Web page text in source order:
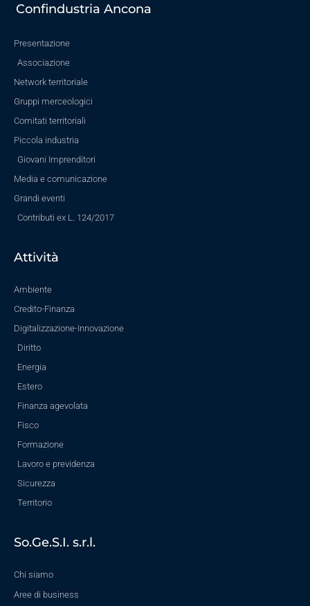
Confindustria Ancona
Presentazione
Associazione
Network territoriale
Gruppi merceologici
Comitati territoriali
Piccola industria
Giovani Imprenditori
Media e comunicazione
Grandi eventi
Contributi ex L. 124/2017
Attività
Ambiente
Credito-Finanza
Digitalizzazione-Innovazione
Diritto
Energia
Estero
Finanza agevolata
Fisco
Formazione
Lavoro e previdenza
Sicurezza
Territorio
So.Ge.S.I. s.r.l.
Chi siamo
Aree di business